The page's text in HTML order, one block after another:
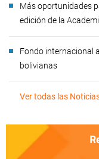
Más oportunidades
edición de la
Fondo internacional
bolivianas
Ver todas las